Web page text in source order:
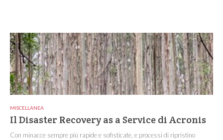
MISCELLANEA
Il Disaster Recovery as a Service di Acronis
Con minacce sempre più rapide e sofisticate, e processi di ripristino